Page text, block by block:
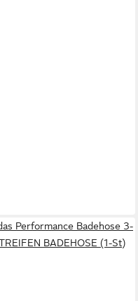
Performance Badehose 3-
BADEHOSE (1-St)